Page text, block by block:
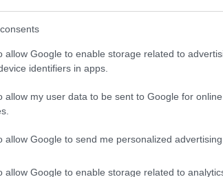
allow Google to enable storage related to
identifiers in apps.
allow my user data to be sent to Google for
allow Google to send me personalized advertising.
allow Google to enable storage related to
Czy pojawi się Bayon N? Nikt nie
się ostatnio wszystkiego
z hothatchami.
Bayon-skie sumy (wybaczcie
ale cena bliska 70 tys. zł
najbardziej możliwa.